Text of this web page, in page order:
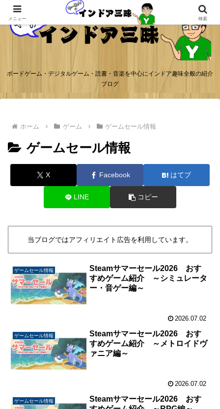
ボードゲーム・デジタルゲーム・読書・音楽を中心にインドア趣味全般の紹介
ブログ
ホーム ゲーム ゲームセール情報
ゲームセール情報
X Facebook はてブ
LINE コピー
当ブログではアフィリエイト広告を利用しています。
ゲームセール情報
Steamサマーセール2026 おす
すめゲーム紹介 ～シミュレータ
ー・音ゲー編～
2026.07.02
ゲームセール情報
Steamサマーセール2026 おす
すめゲーム紹介 ～メトロイドヴ
ァニア編～
2026.07.02
ゲームセール情報
Steamサマーセール2026 おす
メニュー 検索